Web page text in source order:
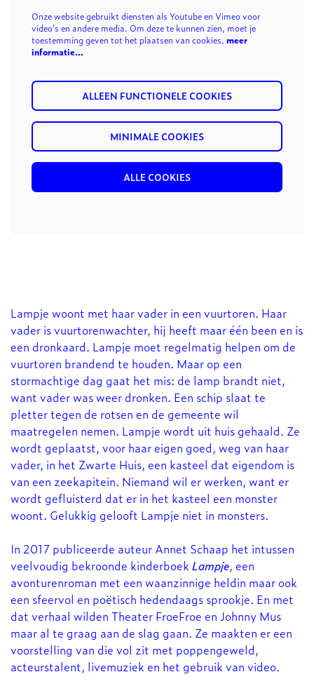
Onze website gebruikt diensten als Youtube en Vimeo voor
video's en andere media. Om deze te kunnen zien, moet je
toestemming geven tot het plaatsen van cookies. meer
informatie…
ALLEEN FUNCTIONELE COOKIES
MINIMALE COOKIES
ALLE COOKIES
Lampje woont met haar vader in een vuurtoren. Haar
vader is vuurtorenwachter, hij heeft maar één been en is
een dronkaard. Lampje moet regelmatig helpen om de
vuurtoren brandend te houden. Maar op een
stormachtige dag gaat het mis: de lamp brandt niet,
want vader was weer dronken. Een schip slaat te
pletter tegen de rotsen en de gemeente wil
maatregelen nemen. Lampje wordt uit huis gehaald. Ze
wordt geplaatst, voor haar eigen goed, weg van haar
vader, in het Zwarte Huis, een kasteel dat eigendom is
van een zeekapitein. Niemand wil er werken, want er
wordt gefluisterd dat er in het kasteel een monster
woont. Gelukkig gelooft Lampje niet in monsters.
In 2017 publiceerde auteur Annet Schaap het intussen
veelvoudig bekroonde kinderboek Lampje, een
avonturenroman met een waanzinnige heldin maar ook
een sfeervol en poëtisch hedendaags sprookje. En met
dat verhaal wilden Theater FroeFroe en Johnny Mus
maar al te graag aan de slag gaan. Ze maakten er een
voorstelling van die vol zit met poppengeweld,
acteurstalent, livemuziek en het gebruik van video.
Inzoomen